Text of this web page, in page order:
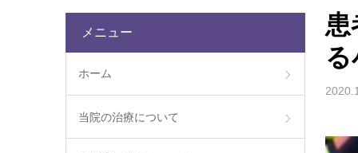
患
メニュー
ホーム
当院の治療について